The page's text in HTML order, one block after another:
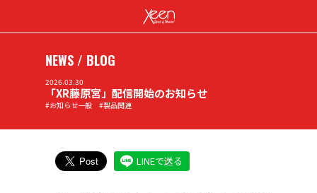
NEWS / BLOG
2026.03.30
「XR藤原宮」配信開始のお知らせ
#お知らせ一般 #製品関連
LINEで送る